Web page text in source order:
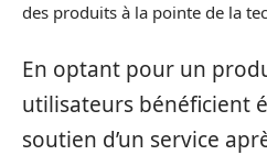
des produits à la pointe de la
En optant pour un
utilisateurs bénéficient
soutien d’un service